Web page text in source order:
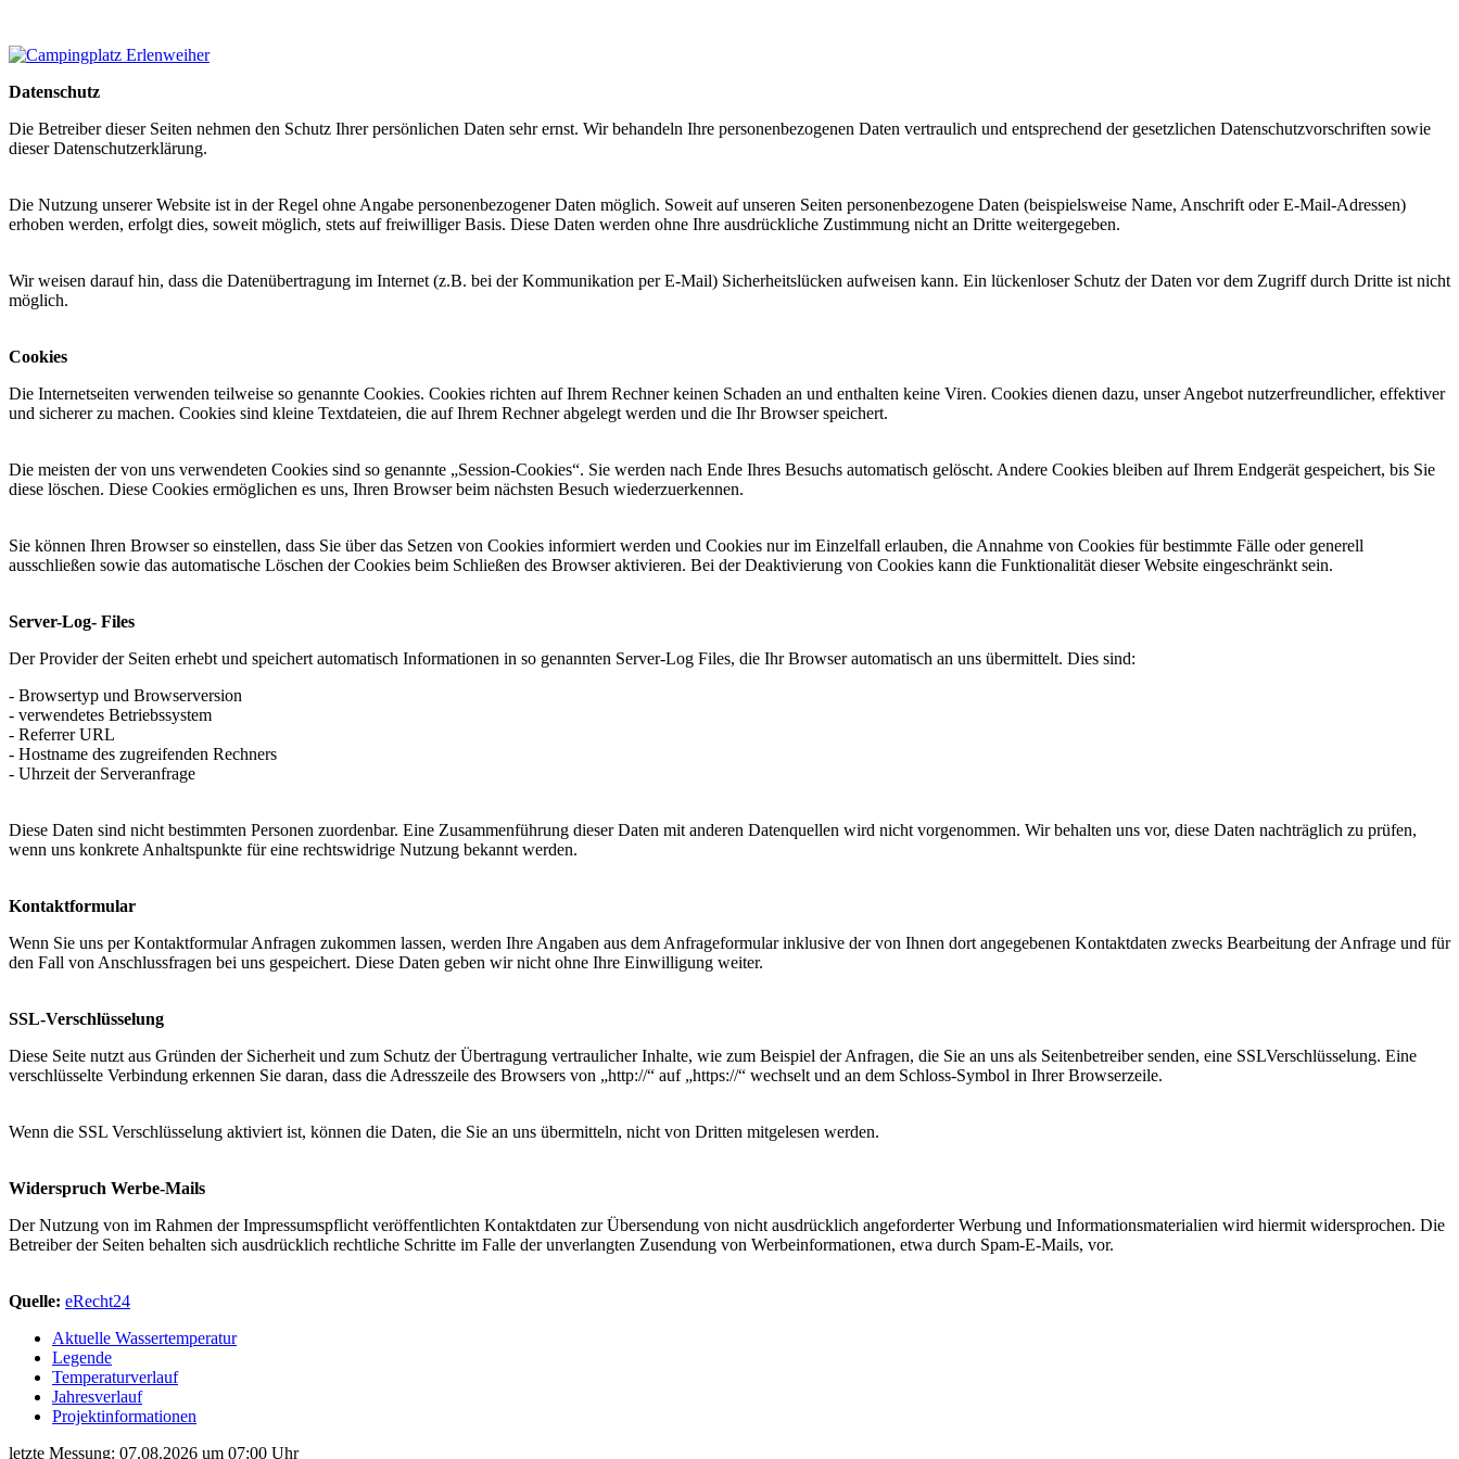
Datenschutz
Die Betreiber dieser Seiten nehmen den Schutz Ihrer persönlichen Daten sehr ernst. Wir behandeln Ihre personenbezogenen Daten vertraulich und entsprechend der gesetzlichen Datenschutzvorschriften sowie
dieser Datenschutzerklärung.
Die Nutzung unserer Website ist in der Regel ohne Angabe personenbezogener Daten möglich. Soweit auf unseren Seiten personenbezogene Daten (beispielsweise Name, Anschrift oder E-Mail-Adressen)
erhoben werden, erfolgt dies, soweit möglich, stets auf freiwilliger Basis. Diese Daten werden ohne Ihre ausdrückliche Zustimmung nicht an Dritte weitergegeben.
Wir weisen darauf hin, dass die Datenübertragung im Internet (z.B. bei der Kommunikation per E-Mail) Sicherheitslücken aufweisen kann. Ein lückenloser Schutz der Daten vor dem Zugriff durch Dritte ist nicht
möglich.
Cookies
Die Internetseiten verwenden teilweise so genannte Cookies. Cookies richten auf Ihrem Rechner keinen Schaden an und enthalten keine Viren. Cookies dienen dazu, unser Angebot nutzerfreundlicher, effektiver
und sicherer zu machen. Cookies sind kleine Textdateien, die auf Ihrem Rechner abgelegt werden und die Ihr Browser speichert.
Die meisten der von uns verwendeten Cookies sind so genannte „Session-Cookies“. Sie werden nach Ende Ihres Besuchs automatisch gelöscht. Andere Cookies bleiben auf Ihrem Endgerät gespeichert, bis Sie
diese löschen. Diese Cookies ermöglichen es uns, Ihren Browser beim nächsten Besuch wiederzuerkennen.
Sie können Ihren Browser so einstellen, dass Sie über das Setzen von Cookies informiert werden und Cookies nur im Einzelfall erlauben, die Annahme von Cookies für bestimmte Fälle oder generell
ausschließen sowie das automatische Löschen der Cookies beim Schließen des Browser aktivieren. Bei der Deaktivierung von Cookies kann die Funktionalität dieser Website eingeschränkt sein.
Server-Log- Files
Der Provider der Seiten erhebt und speichert automatisch Informationen in so genannten Server-Log Files, die Ihr Browser automatisch an uns übermittelt. Dies sind:
- Browsertyp und Browserversion
- verwendetes Betriebssystem
- Referrer URL
- Hostname des zugreifenden Rechners
- Uhrzeit der Serveranfrage
Diese Daten sind nicht bestimmten Personen zuordenbar. Eine Zusammenführung dieser Daten mit anderen Datenquellen wird nicht vorgenommen. Wir behalten uns vor, diese Daten nachträglich zu prüfen,
wenn uns konkrete Anhaltspunkte für eine rechtswidrige Nutzung bekannt werden.
Kontaktformular
Wenn Sie uns per Kontaktformular Anfragen zukommen lassen, werden Ihre Angaben aus dem Anfrageformular inklusive der von Ihnen dort angegebenen Kontaktdaten zwecks Bearbeitung der Anfrage und für
den Fall von Anschlussfragen bei uns gespeichert. Diese Daten geben wir nicht ohne Ihre Einwilligung weiter.
SSL-Verschlüsselung
Diese Seite nutzt aus Gründen der Sicherheit und zum Schutz der Übertragung vertraulicher Inhalte, wie zum Beispiel der Anfragen, die Sie an uns als Seitenbetreiber senden, eine SSLVerschlüsselung. Eine
verschlüsselte Verbindung erkennen Sie daran, dass die Adresszeile des Browsers von „http://“ auf „https://“ wechselt und an dem Schloss-Symbol in Ihrer Browserzeile.
Wenn die SSL Verschlüsselung aktiviert ist, können die Daten, die Sie an uns übermitteln, nicht von Dritten mitgelesen werden.
Widerspruch Werbe-Mails
Der Nutzung von im Rahmen der Impressumspflicht veröffentlichten Kontaktdaten zur Übersendung von nicht ausdrücklich angeforderter Werbung und Informationsmaterialien wird hiermit widersprochen. Die
Betreiber der Seiten behalten sich ausdrücklich rechtliche Schritte im Falle der unverlangten Zusendung von Werbeinformationen, etwa durch Spam-E-Mails, vor.
Quelle: eRecht24
Aktuelle Wassertemperatur
Legende
Temperaturverlauf
Jahresverlauf
Projektinformationen
letzte Messung: 07.08.2026 um 07:00 Uhr